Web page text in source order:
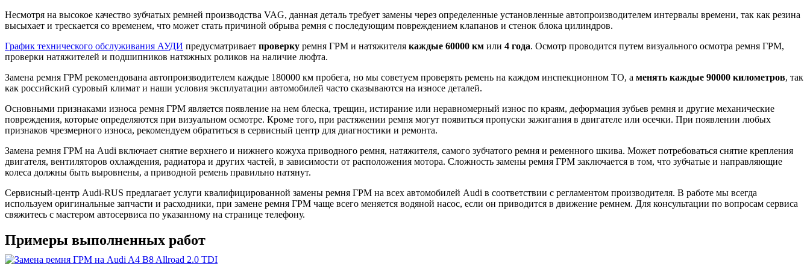
Несмотря на высокое качество зубчатых ремней производства VAG, данная деталь требует замены через определенные установленные автопроизводителем интервалы времени, так как резина
высыхает и трескается со временем, что может стать причиной обрыва ремня с последующим повреждением клапанов и стенок блока цилиндров.
График технического обслуживания АУДИ предусматривает проверку ремня ГРМ и натяжителя каждые 60000 км или 4 года. Осмотр проводится путем визуального осмотра ремня ГРМ,
проверки натяжителей и подшипников натяжных роликов на наличие люфта.
Замена ремня ГРМ рекомендована автопроизводителем каждые 180000 км пробега, но мы советуем проверять ремень на каждом инспекционном ТО, а менять каждые 90000 километров, так
как российский суровый климат и наши условия эксплуатации автомобилей часто сказываются на износе деталей.
Основными признаками износа ремня ГРМ является появление на нем блеска, трещин, истирание или неравномерный износ по краям, деформация зубьев ремня и другие механические
повреждения, которые определяются при визуальном осмотре. Кроме того, при растяжении ремня могут появиться пропуски зажигания в двигателе или осечки. При появлении любых
признаков чрезмерного износа, рекомендуем обратиться в сервисный центр для диагностики и ремонта.
Замена ремня ГРМ на Audi включает снятие верхнего и нижнего кожуха приводного ремня, натяжителя, самого зубчатого ремня и ременного шкива. Может потребоваться снятие крепления
двигателя, вентиляторов охлаждения, радиатора и других частей, в зависимости от расположения мотора. Сложность замены ремня ГРМ заключается в том, что зубчатые и направляющие
колеса должны быть выровнены, а приводной ремень правильно натянут.
Сервисный-центр Audi-RUS предлагает услуги квалифицированной замены ремня ГРМ на всех автомобилей Audi в соответствии с регламентом производителя. В работе мы всегда
используем оригинальные запчасти и расходники, при замене ремня ГРМ чаще всего меняется водяной насос, если он приводится в движение ремнем. Для консультации по вопросам сервиса
свяжитесь с мастером автосервиса по указанному на странице телефону.
Примеры выполненных работ